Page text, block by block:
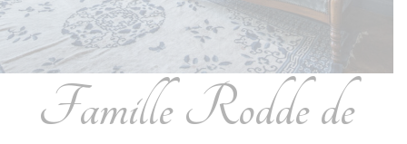
Famille Rodde de